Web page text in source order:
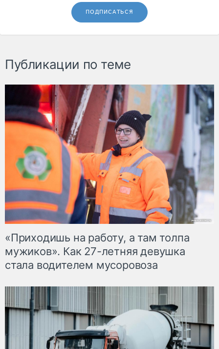
ПОДПИСАТЬСЯ
Публикации по теме
«Приходишь на работу, а там толпа
мужиков». Как 27-летняя девушка
стала водителем мусоровоза